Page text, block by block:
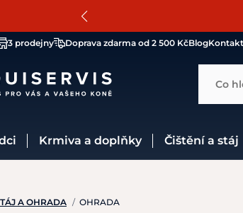
3 prodejny Doprava zdarma od 2 500 KčBlogKontakt
Co
Krmiva a doplňky Čištění a stáj
A OHRADA / OHRADA